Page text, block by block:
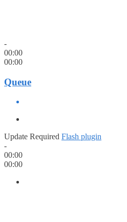
-
00:00
00:00
Queue
Update Required Flash plugin
-
00:00
00:00